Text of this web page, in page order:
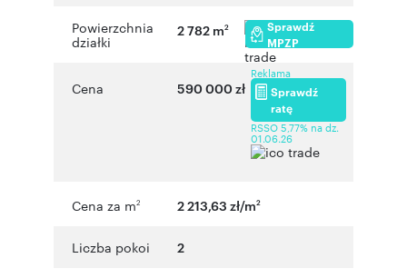
Powierzchnia
działki
2 782 m2
Sprawdź
MPZP
Cena 590 000 zł
Reklama
Sprawdź
ratę
RSSO 5,77% na dz.
01.06.26
Cena za m2 2 213,63 zł/m2
Liczba pokoi 2